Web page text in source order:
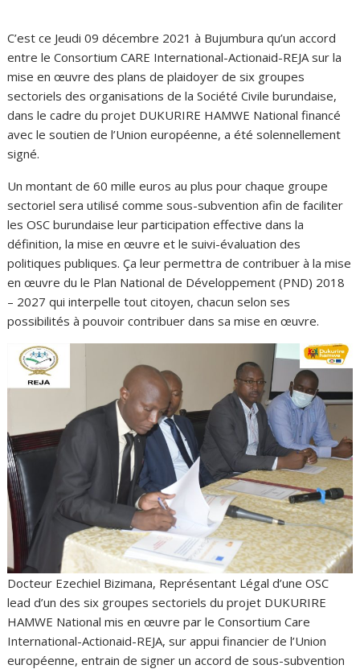
C’est ce Jeudi 09 décembre 2021 à Bujumbura qu’un accord
entre le Consortium CARE International-Actionaid-REJA sur la
mise en œuvre des plans de plaidoyer de six groupes
sectoriels des organisations de la Société Civile burundaise,
dans le cadre du projet DUKURIRE HAMWE National financé
avec le soutien de l’Union européenne, a été solennellement
signé.
Un montant de 60 mille euros au plus pour chaque groupe
sectoriel sera utilisé comme sous-subvention afin de faciliter
les OSC burundaise leur participation effective dans la
définition, la mise en œuvre et le suivi-évaluation des
politiques publiques. Ça leur permettra de contribuer à la mise
en œuvre du le Plan National de Développement (PND) 2018
– 2027 qui interpelle tout citoyen, chacun selon ses
possibilités à pouvoir contribuer dans sa mise en œuvre.
Docteur Ezechiel Bizimana, Représentant Légal d’une OSC
lead d’un des six groupes sectoriels du projet DUKURIRE
HAMWE National mis en œuvre par le Consortium Care
International-Actionaid-REJA, sur appui financier de l’Union
européenne, entrain de signer un accord de sous-subvention